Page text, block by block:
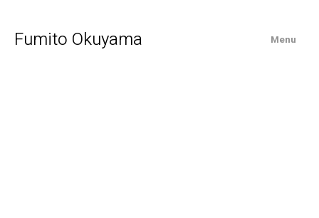
Fumito Okuyama Menu